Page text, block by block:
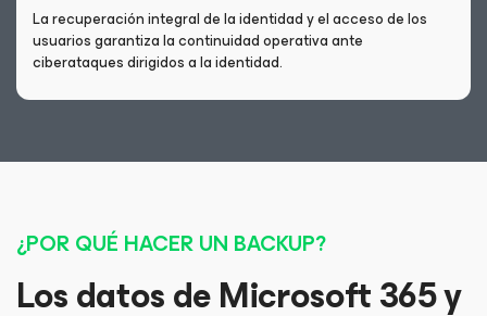
La recuperación integral de la identidad y el acceso de los
usuarios garantiza la continuidad operativa ante
ciberataques dirigidos a la identidad.
¿POR QUÉ HACER UN BACKUP?
Los datos de Microsoft 365 y